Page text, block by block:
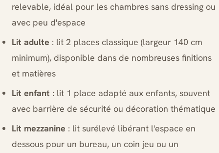
relevable, idéal pour les chambres sans dressing ou
avec peu d'espace
Lit adulte : lit 2 places classique (largeur 140 cm
minimum), disponible dans de nombreuses finitions
et matières
Lit enfant : lit 1 place adapté aux enfants, souvent
avec barrière de sécurité ou décoration thématique
Lit mezzanine : lit surélevé libérant l'espace en
dessous pour un bureau, un coin jeu ou un